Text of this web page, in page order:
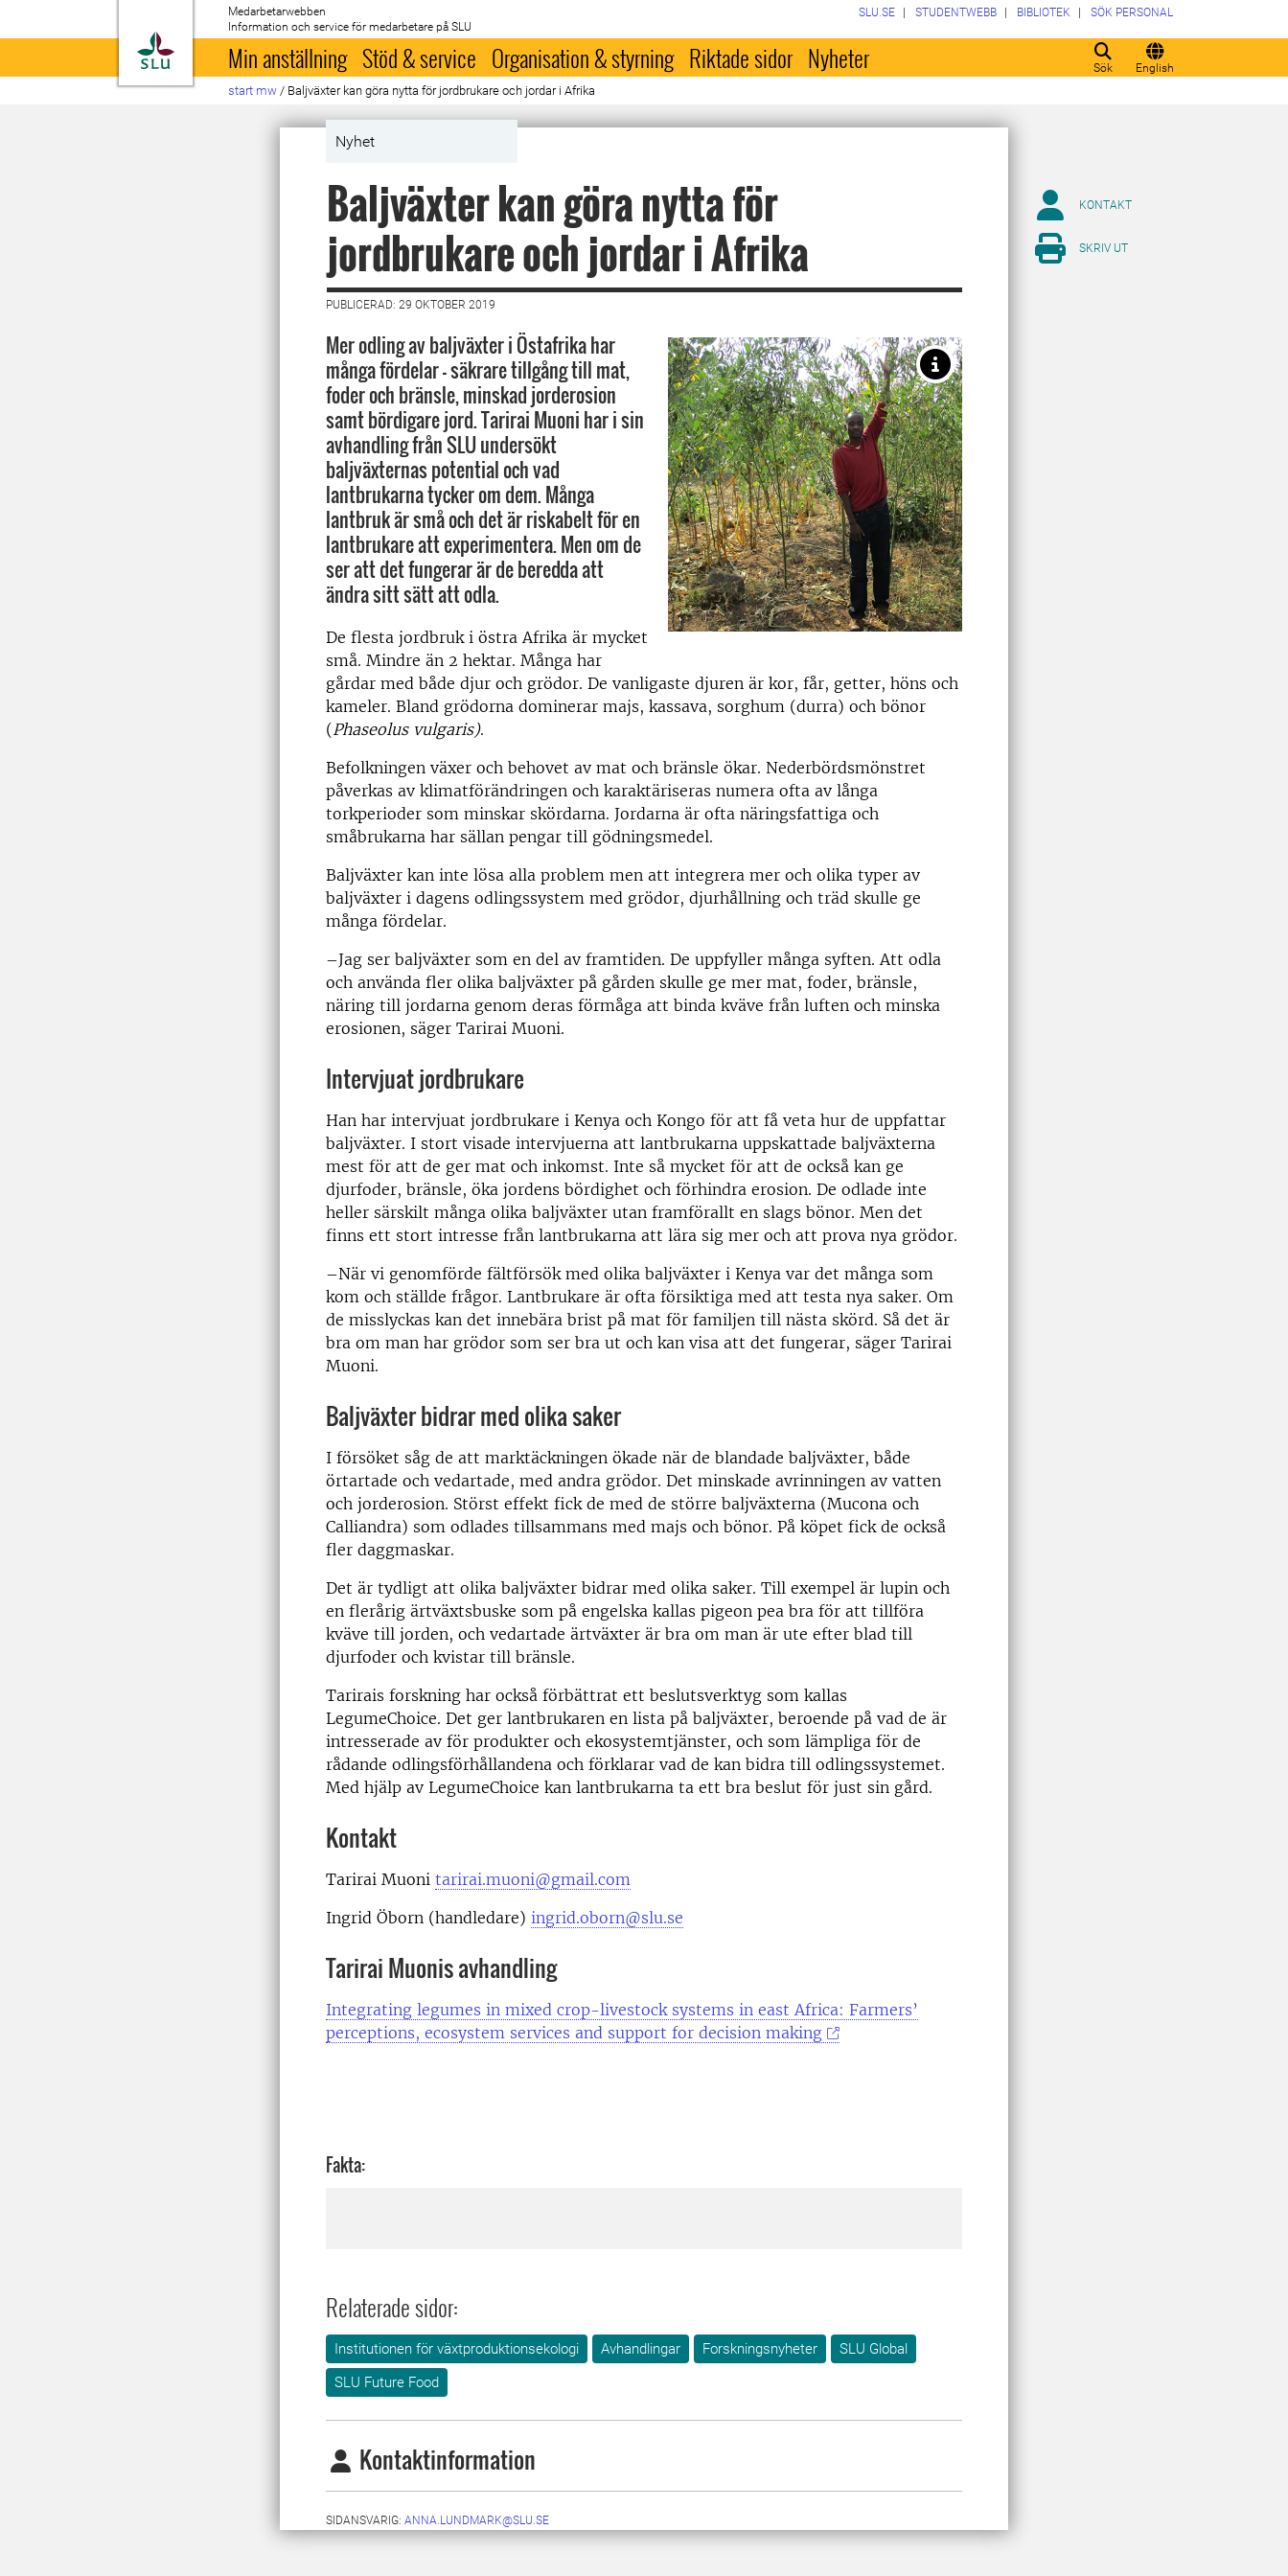
Till startsida
Medarbetarwebben
Information och service för medarbetare på SLU
Sök English
SLU.SE STUDENTWEBB BIBLIOTEK SÖK PERSONAL
Min anställning Stöd & service Organisation & styrning Riktade sidor Nyheter
start mw / Baljväxter kan göra nytta för jordbrukare och jordar i Afrika
Nyhet
Baljväxter kan göra nytta för
jordbrukare och jordar i Afrika
PUBLICERAD: 29 OKTOBER 2019
Mer odling av baljväxter i Östafrika har
många fördelar - säkrare tillgång till mat,
foder och bränsle, minskad jorderosion
samt bördigare jord. Tarirai Muoni har i sin
avhandling från SLU undersökt
baljväxternas potential och vad
lantbrukarna tycker om dem. Många
lantbruk är små och det är riskabelt för en
lantbrukare att experimentera. Men om de
ser att det fungerar är de beredda att
ändra sitt sätt att odla.
De flesta jordbruk i östra Afrika är mycket
små. Mindre än 2 hektar. Många har
gårdar med både djur och grödor. De vanligaste djuren är kor, får, getter, höns och
kameler. Bland grödorna dominerar majs, kassava, sorghum (durra) och bönor
(Phaseolus vulgaris).
Befolkningen växer och behovet av mat och bränsle ökar. Nederbördsmönstret
påverkas av klimatförändringen och karaktäriseras numera ofta av långa
torkperioder som minskar skördarna. Jordarna är ofta näringsfattiga och
småbrukarna har sällan pengar till gödningsmedel.
Baljväxter kan inte lösa alla problem men att integrera mer och olika typer av
baljväxter i dagens odlingssystem med grödor, djurhållning och träd skulle ge
många fördelar.
–Jag ser baljväxter som en del av framtiden. De uppfyller många syften. Att odla
och använda fler olika baljväxter på gården skulle ge mer mat, foder, bränsle,
näring till jordarna genom deras förmåga att binda kväve från luften och minska
erosionen, säger Tarirai Muoni.
Intervjuat jordbrukare
Han har intervjuat jordbrukare i Kenya och Kongo för att få veta hur de uppfattar
baljväxter. I stort visade intervjuerna att lantbrukarna uppskattade baljväxterna
mest för att de ger mat och inkomst. Inte så mycket för att de också kan ge
djurfoder, bränsle, öka jordens bördighet och förhindra erosion. De odlade inte
heller särskilt många olika baljväxter utan framförallt en slags bönor. Men det
finns ett stort intresse från lantbrukarna att lära sig mer och att prova nya grödor.
–När vi genomförde fältförsök med olika baljväxter i Kenya var det många som
kom och ställde frågor. Lantbrukare är ofta försiktiga med att testa nya saker. Om
de misslyckas kan det innebära brist på mat för familjen till nästa skörd. Så det är
bra om man har grödor som ser bra ut och kan visa att det fungerar, säger Tarirai
Muoni.
Baljväxter bidrar med olika saker
I försöket såg de att marktäckningen ökade när de blandade baljväxter, både
örtartade och vedartade, med andra grödor. Det minskade avrinningen av vatten
och jorderosion. Störst effekt fick de med de större baljväxterna (Mucona och
Calliandra) som odlades tillsammans med majs och bönor. På köpet fick de också
fler daggmaskar.
Det är tydligt att olika baljväxter bidrar med olika saker. Till exempel är lupin och
en flerårig ärtväxtsbuske som på engelska kallas pigeon pea bra för att tillföra
kväve till jorden, och vedartade ärtväxter är bra om man är ute efter blad till
djurfoder och kvistar till bränsle.
Tarirais forskning har också förbättrat ett beslutsverktyg som kallas
LegumeChoice. Det ger lantbrukaren en lista på baljväxter, beroende på vad de är
intresserade av för produkter och ekosystemtjänster, och som lämpliga för de
rådande odlingsförhållandena och förklarar vad de kan bidra till odlingssystemet.
Med hjälp av LegumeChoice kan lantbrukarna ta ett bra beslut för just sin gård.
Kontakt
Tarirai Muoni tarirai.muoni@gmail.com
Ingrid Öborn (handledare) ingrid.oborn@slu.se
Tarirai Muonis avhandling
Integrating legumes in mixed crop-livestock systems in east Africa: Farmers’
perceptions, ecosystem services and support for decision making
Fakta:
Relaterade sidor:
Institutionen för växtproduktionsekologi Avhandlingar Forskningsnyheter
SLU Global
SLU Future Food
Kontaktinformation
SIDANSVARIG: ANNA.LUNDMARK@SLU.SE
KONTAKT
SKRIV UT